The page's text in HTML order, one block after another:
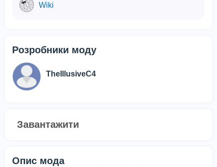
Wiki
Розробники моду
TheIllusiveC4
Завантажити
Опис мода